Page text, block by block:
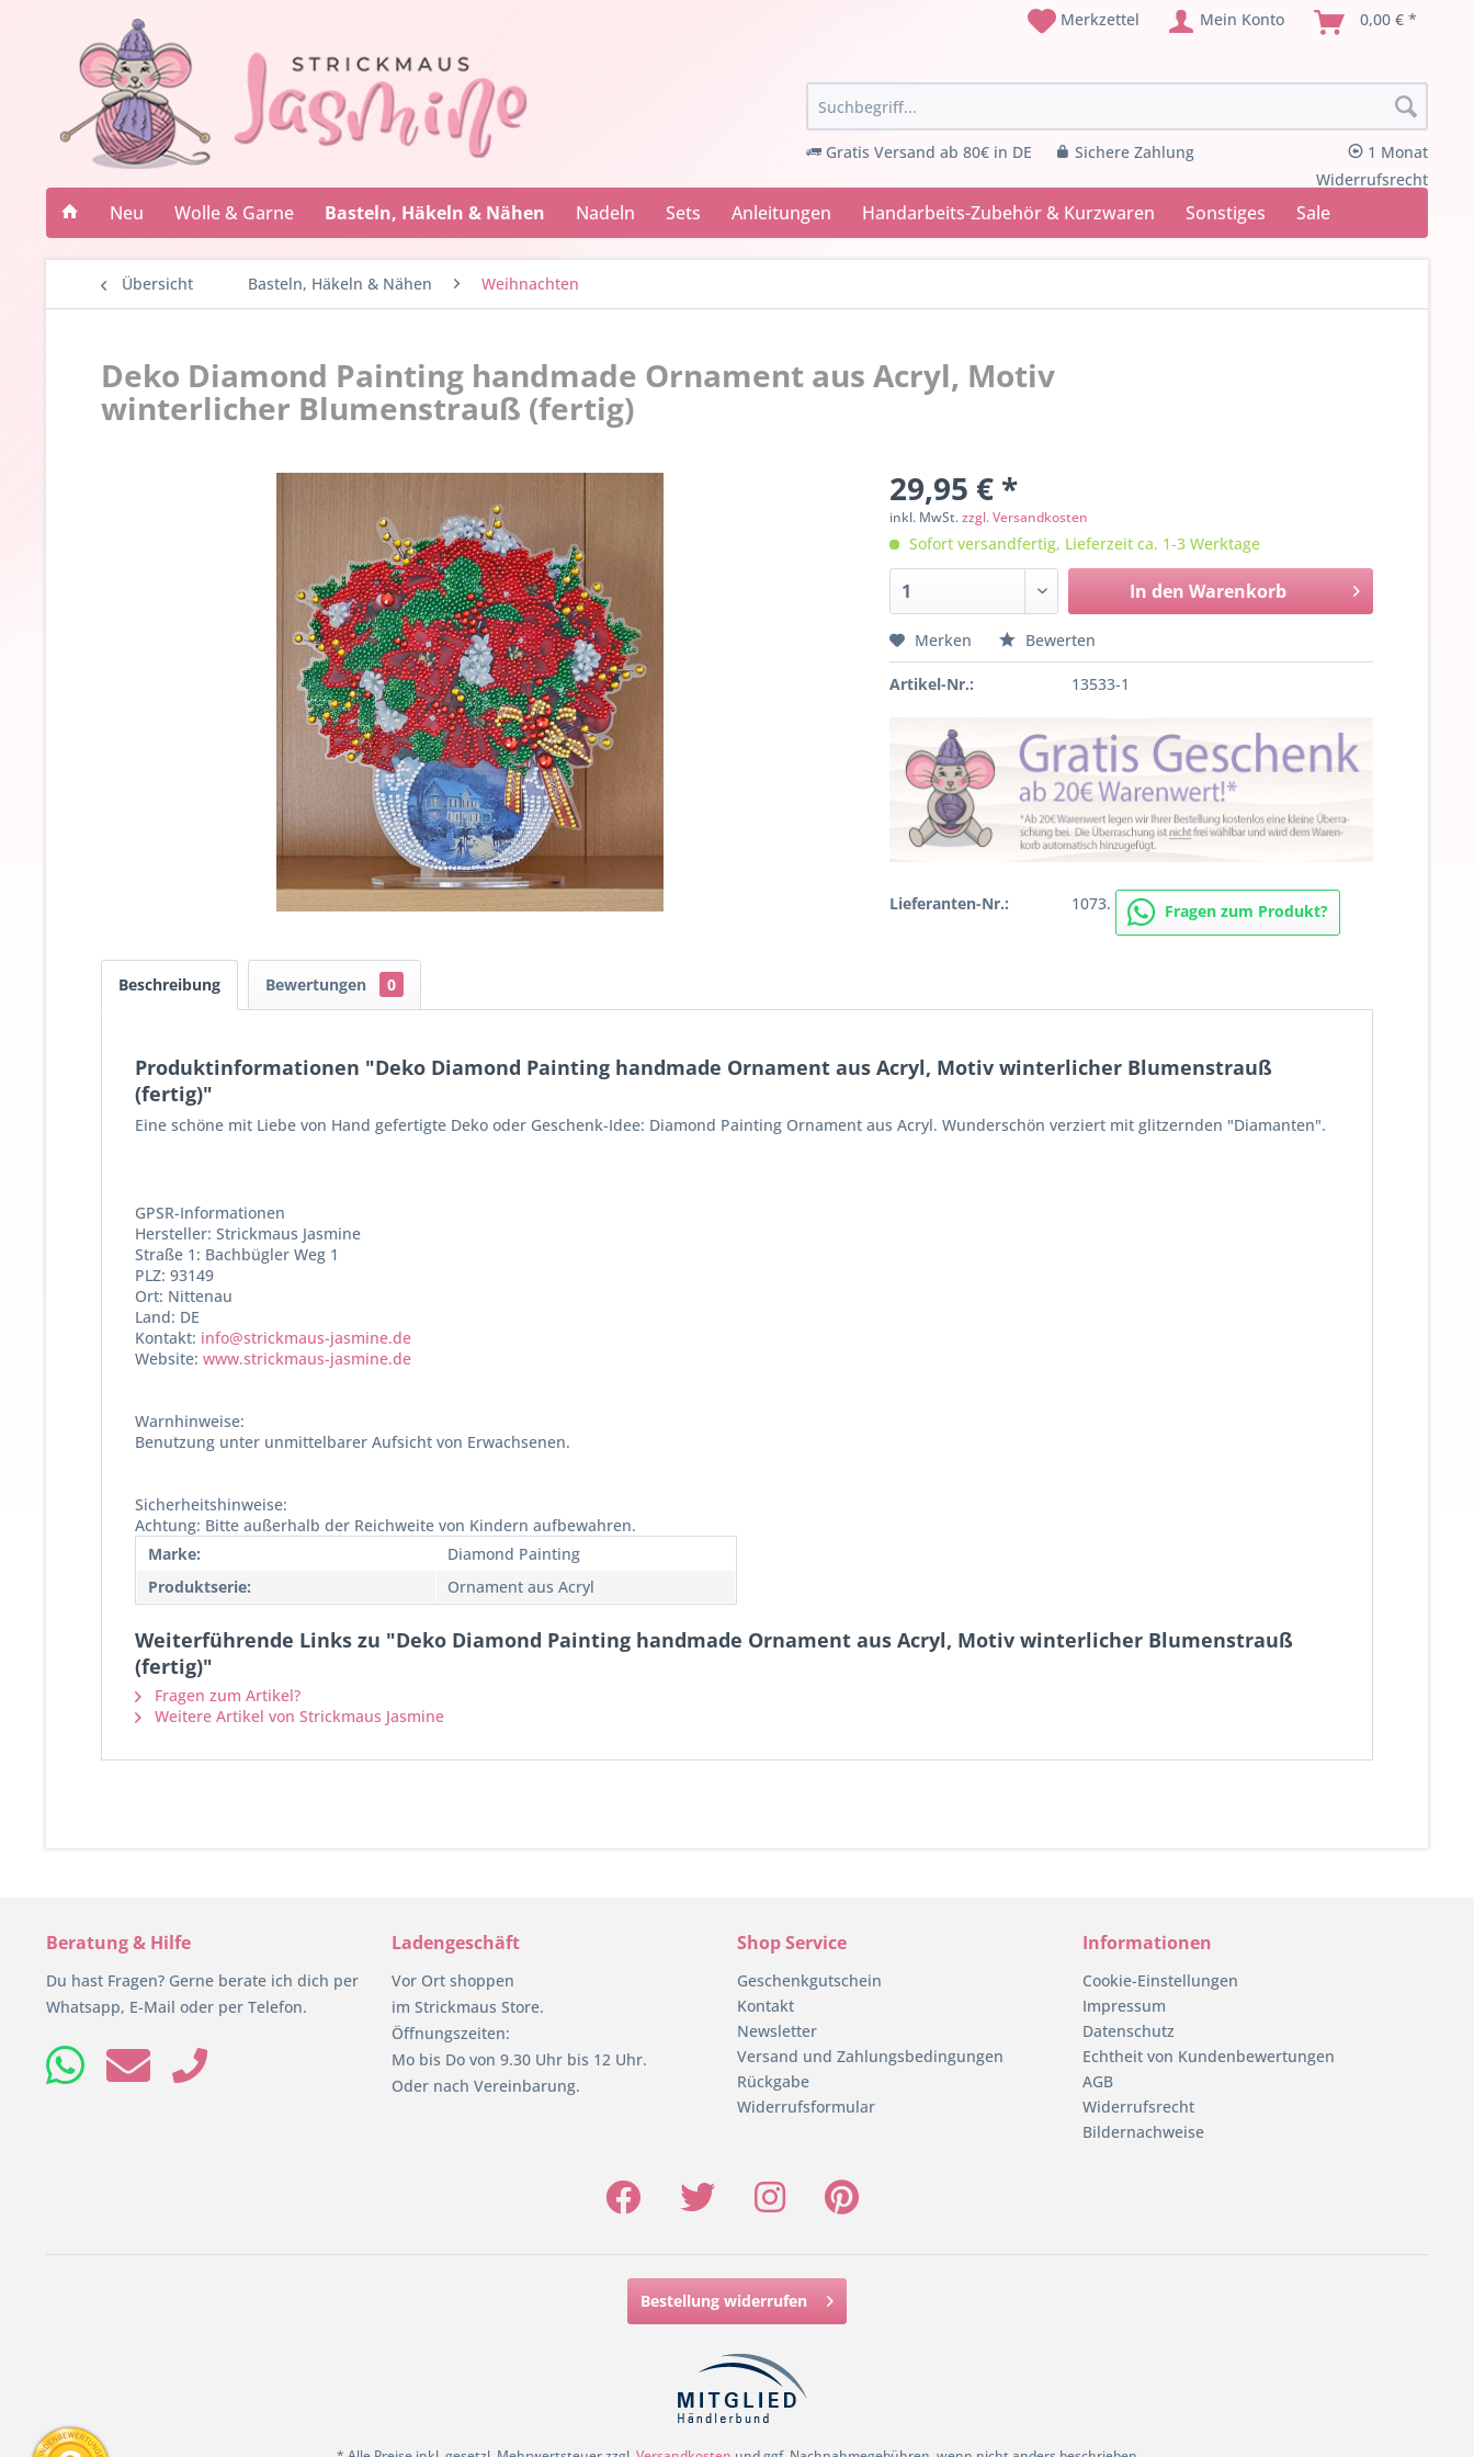
Merkzettel Mein Konto 0,00 € *
Gratis Versand ab 80€ in DE Sichere Zahlung
1 Monat
Widerrufsrecht
Neu Wolle & Garne Basteln, Häkeln & Nähen Nadeln Sets Anleitungen Handarbeits-Zubehör & Kurzwaren Sonstiges Sale
Übersicht Basteln, Häkeln & Nähen Weihnachten
Deko Diamond Painting handmade Ornament aus Acryl, Motiv
winterlicher Blumenstrauß (fertig)
29,95 € *
inkl. MwSt.zzgl. Versandkosten
Sofort versandfertig, Lieferzeit ca. 1-3 Werktage
In den Warenkorb
Merken Bewerten
Artikel-Nr.: 13533-1
Lieferanten-Nr.: 1073. Fragen zum Produkt?
Beschreibung Bewertungen 0
Produktinformationen "Deko Diamond Painting handmade Ornament aus Acryl, Motiv winterlicher Blumenstrauß
(fertig)"
Eine schöne mit Liebe von Hand gefertigte Deko oder Geschenk-Idee: Diamond Painting Ornament aus Acryl. Wunderschön verziert mit glitzernden "Diamanten".
GPSR-Informationen
Hersteller: Strickmaus Jasmine
Straße 1: Bachbügler Weg 1
PLZ: 93149
Ort: Nittenau
Land: DE
Kontakt: info@strickmaus-jasmine.de
Website: www.strickmaus-jasmine.de
Warnhinweise:
Benutzung unter unmittelbarer Aufsicht von Erwachsenen.
Sicherheitshinweise:
Achtung: Bitte außerhalb der Reichweite von Kindern aufbewahren.
Marke:
Diamond Painting
Produktserie:
Ornament aus Acryl
Weiterführende Links zu "Deko Diamond Painting handmade Ornament aus Acryl, Motiv winterlicher Blumenstrauß
(fertig)"
Fragen zum Artikel?
Weitere Artikel von Strickmaus Jasmine
Beratung & Hilfe
Du hast Fragen? Gerne berate ich dich per
Whatsapp, E-Mail oder per Telefon.
Ladengeschäft
Vor Ort shoppen
im Strickmaus Store.
Öffnungszeiten:
Mo bis Do von 9.30 Uhr bis 12 Uhr.
Oder nach Vereinbarung.
Shop Service
Geschenkgutschein
Kontakt
Newsletter
Versand und Zahlungsbedingungen
Rückgabe
Widerrufsformular
Informationen
Cookie-Einstellungen
Impressum
Datenschutz
Echtheit von Kundenbewertungen
AGB
Widerrufsrecht
Bildernachweise
Bestellung widerrufen